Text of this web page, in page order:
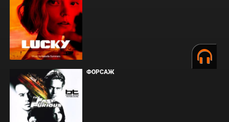
ФОРСАЖ